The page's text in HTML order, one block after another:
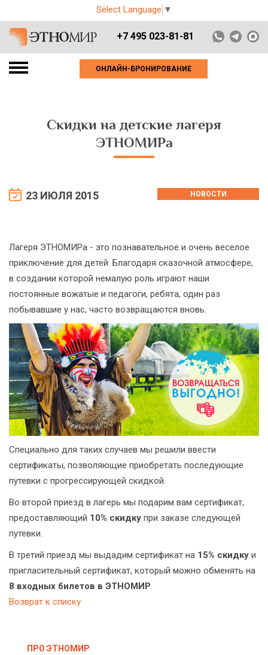
Select Language ▼
+7 495 023-81-81
ОНЛАЙН-БРОНИРОВАНИЕ
Скидки на детские лагеря
ЭТНОМИРа
23 ИЮЛЯ 2015 НОВОСТИ
Лагеря ЭТНОМИРа - это познавательное и очень веселое
приключение для детей. Благодаря сказочной атмосфере,
в создании которой немалую роль играют наши
постоянные вожатые и педагоги, ребята, один раз
побывавшие у нас, часто возвращаются вновь.
Специально для таких случаев мы решили ввести
сертификаты, позволяющие приобретать последующие
путевки с прогрессирующей скидкой.
Во второй приезд в лагерь мы подарим вам сертификат,
предоставляющий 10% скидку при заказе следующей
путевки.
В третий приезд мы выдадим сертификат на 15% скидку и
пригласительный сертификат, который можно обменять на
8 входных билетов в ЭТНОМИР.
Возврат к списку
ПРО ЭТНОМИР